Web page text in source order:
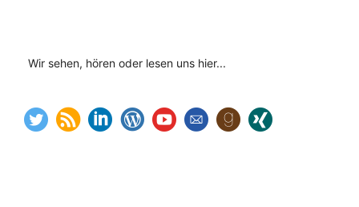
Wir sehen, hören oder lesen uns hier...